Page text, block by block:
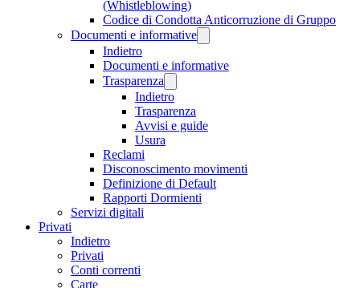
(Whistleblowing)
Codice di Condotta Anticorruzione di Gruppo
Documenti e informative
Indietro
Documenti e informative
Trasparenza
Indietro
Trasparenza
Avvisi e guide
Usura
Reclami
Disconoscimento movimenti
Definizione di Default
Rapporti Dormienti
Servizi digitali
Privati
Indietro
Privati
Conti correnti
Carte